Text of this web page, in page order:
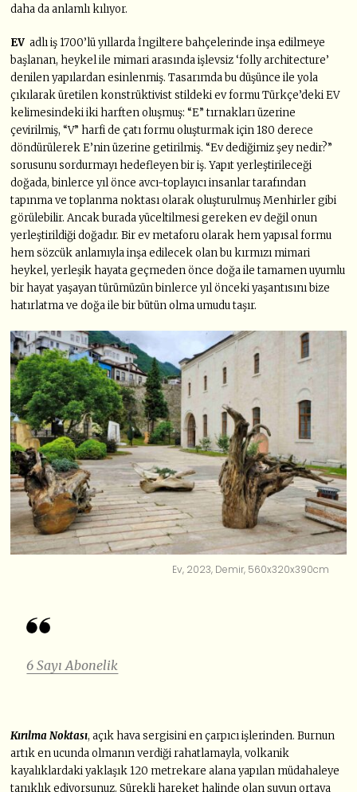
daha da anlamlı kılıyor.
EV adlı iş 1700’lü yıllarda İngiltere bahçelerinde inşa edilmeye
başlanan, heykel ile mimari arasında işlevsiz ‘folly architecture’
denilen yapılardan esinlenmiş. Tasarımda bu düşünce ile yola
çıkılarak üretilen konstrüktivist stildeki ev formu Türkçe’deki EV
kelimesindeki iki harften oluşmuş: “E” tırnakları üzerine
çevirilmiş, “V” harfi de çatı formu oluşturmak için 180 derece
döndürülerek E’nin üzerine getirilmiş. “Ev dediğimiz şey nedir?”
sorusunu sordurmayı hedefleyen bir iş. Yapıt yerleştirileceği
doğada, binlerce yıl önce avcı-toplayıcı insanlar tarafından
tapınma ve toplanma noktası olarak oluşturulmuş Menhirler gibi
görülebilir. Ancak burada yüceltilmesi gereken ev değil onun
yerleştirildiği doğadır. Bir ev metaforu olarak hem yapısal formu
hem sözcük anlamıyla inşa edilecek olan bu kırmızı mimari
heykel, yerleşik hayata geçmeden önce doğa ile tamamen uyumlu
bir hayat yaşayan türümüzün binlerce yıl önceki yaşantısını bize
hatırlatma ve doğa ile bir bütün olma umudu taşır.
Ev, 2023, Demir, 560x320x390cm
6 Sayı Abonelik
Kırılma Noktası, açık hava sergisini en çarpıcı işlerinden. Burnun
artık en ucunda olmanın verdiği rahatlamayla, volkanik
kayalıklardaki yaklaşık 120 metrekare alana yapılan müdahaleye
tanıklık ediyorsunuz. Sürekli hareket halinde olan suyun ortaya